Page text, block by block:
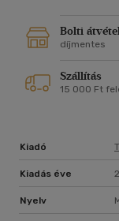
Bolti
díjmentes
Szállítás
15 000 Ft
Kiadó
Kiadás éve
Nyelv